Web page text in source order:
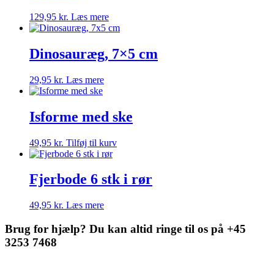
129,95 kr. Læs mere
Dinosauræg, 7×5 cm
29,95 kr. Læs mere
Isforme med ske
49,95 kr. Tilføj til kurv
Fjerbode 6 stk i rør
49,95 kr. Læs mere
Brug for hjælp? Du kan altid ringe til os på +45
3253 7468